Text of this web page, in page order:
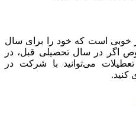
است که خود را برای سال
اگر در سال تحصیلی قبل، در
می‌توانید با شرکت‌ در